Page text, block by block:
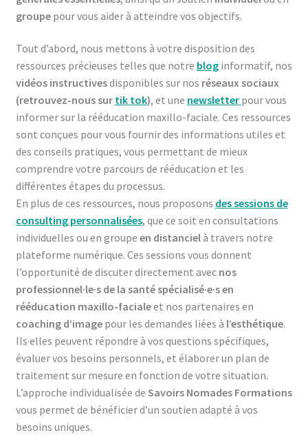
groupepour vous aider à atteindre vos objectifs.
Tout d’abord, nous mettons à votre disposition des
ressources précieuses telles que notre blog informatif, nos
vidéos instructivesdisponibles sur nos réseaux sociaux
(retrouvez-nous sur tik tok), et une newsletter pour vous
informer sur la rééducation maxillo-faciale. Ces ressources
sont conçues pour vous fournir des informations utiles et
des conseils pratiques, vous permettant de mieux
comprendre votre parcours de rééducation et les
différentes étapes du processus.
En plus de ces ressources, nous proposons des sessions de
consulting personnalisées, que ce soit en consultations
individuelles ou en groupe en distancielà travers notre
plateforme numérique. Ces sessions vous donnent
l’opportunité de discuter directement avec nos
professionnel·le·s de la santé spécialisé·e·s en
rééducation maxillo-facialeet nos partenaires en
coaching d’image pour les demandes liées à l’esthétique.
Ils·elles peuvent répondre à vos questions spécifiques,
évaluer vos besoins personnels, et élaborer un plan de
traitement sur mesure en fonction de votre situation.
L’approche individualisée de Savoirs Nomades Formations
vous permet de bénéficier d’un soutien adapté à vos
besoins uniques.